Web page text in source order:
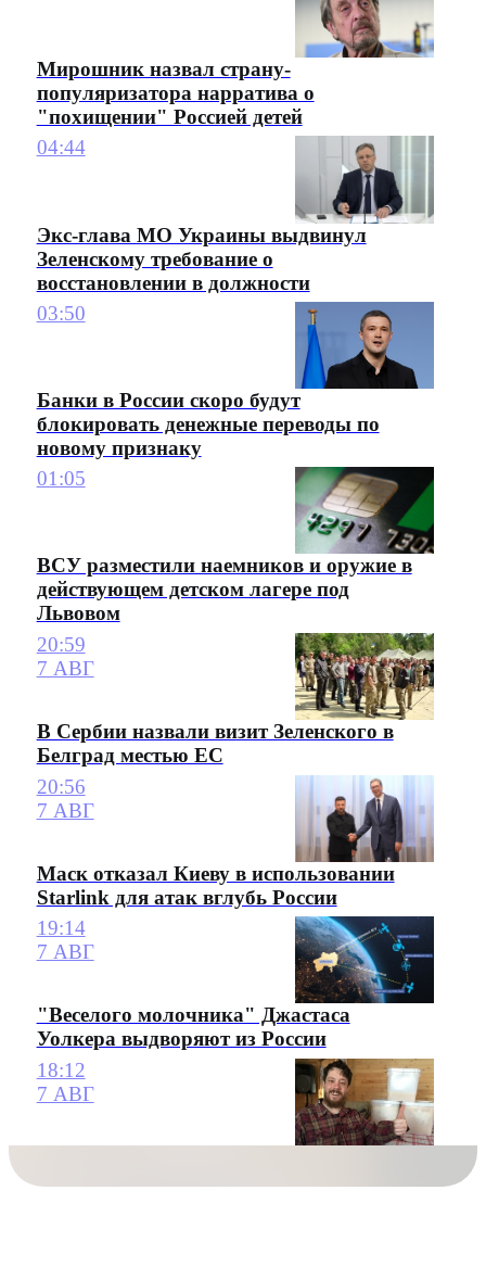
Мирошник назвал страну-
популяризатора нарратива о
"похищении" Россией детей
04:44
Экс-глава МО Украины выдвинул
Зеленскому требование о
восстановлении в должности
03:50
Банки в России скоро будут
блокировать денежные переводы по
новому признаку
01:05
ВСУ разместили наемников и оружие в
действующем детском лагере под
Львовом
20:59
7 АВГ
В Сербии назвали визит Зеленского в
Белград местью ЕС
20:56
7 АВГ
Маск отказал Киеву в использовании
Starlink для атак вглубь России
19:14
7 АВГ
"Веселого молочника" Джастаса
Уолкера выдворяют из России
18:12
7 АВГ